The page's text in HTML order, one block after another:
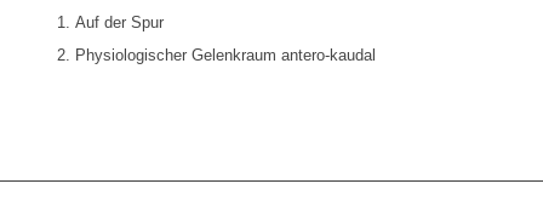
Auf der Spur
Physiologischer Gelenkraum antero-kaudal